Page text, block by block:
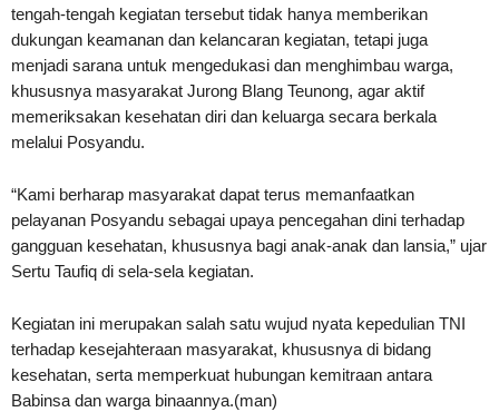
tengah-tengah kegiatan tersebut tidak hanya memberikan
dukungan keamanan dan kelancaran kegiatan, tetapi juga
menjadi sarana untuk mengedukasi dan menghimbau warga,
khususnya masyarakat Jurong Blang Teunong, agar aktif
memeriksakan kesehatan diri dan keluarga secara berkala
melalui Posyandu.
“Kami berharap masyarakat dapat terus memanfaatkan
pelayanan Posyandu sebagai upaya pencegahan dini terhadap
gangguan kesehatan, khususnya bagi anak-anak dan lansia,” ujar
Sertu Taufiq di sela-sela kegiatan.
Kegiatan ini merupakan salah satu wujud nyata kepedulian TNI
terhadap kesejahteraan masyarakat, khususnya di bidang
kesehatan, serta memperkuat hubungan kemitraan antara
Babinsa dan warga binaannya.(man)